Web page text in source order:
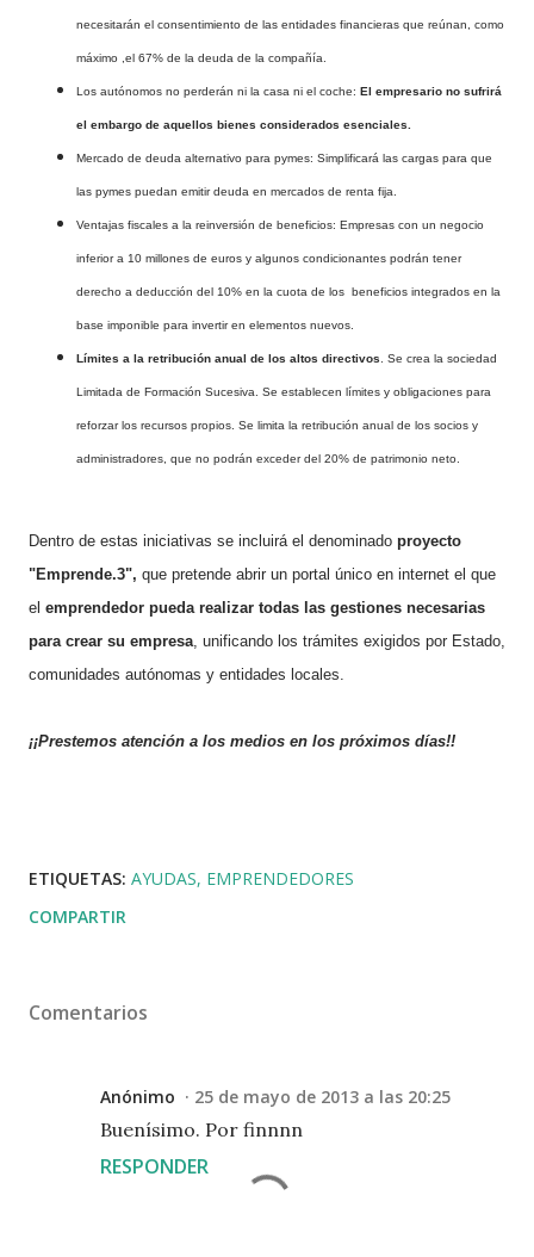
necesitarán el consentimiento de las entidades financieras que reúnan, como
máximo ,el 67% de la deuda de la compañía.
Los autónomos no perderán ni la casa ni el coche: El empresario no sufrirá
el embargo de aquellos bienes considerados esenciales.
Mercado de deuda alternativo para pymes: Simplificará las cargas para que
las pymes puedan emitir deuda en mercados de renta fija.
Ventajas fiscales a la reinversión de beneficios: Empresas con un negocio
inferior a 10 millones de euros y algunos condicionantes podrán tener
derecho a deducción del 10% en la cuota de los beneficios integrados en la
base imponible para invertir en elementos nuevos.
Límites a la retribución anual de los altos directivos. Se crea la sociedad
Limitada de Formación Sucesiva. Se establecen límites y obligaciones para
reforzar los recursos propios. Se limita la retribución anual de los socios y
administradores, que no podrán exceder del 20% de patrimonio neto.
Dentro de estas iniciativas se incluirá el denominado proyecto
"Emprende.3", que pretende abrir un portal único en internet el que
el emprendedor pueda realizar todas las gestiones necesarias
para crear su empresa, unificando los trámites exigidos por Estado,
comunidades autónomas y entidades locales.
¡¡Prestemos atención a los medios en los próximos días!!
ETIQUETAS: AYUDAS EMPRENDEDORES
COMPARTIR
Comentarios
Anónimo 25 de mayo de 2013 a las 20:25
Buenísimo. Por finnnn
RESPONDER